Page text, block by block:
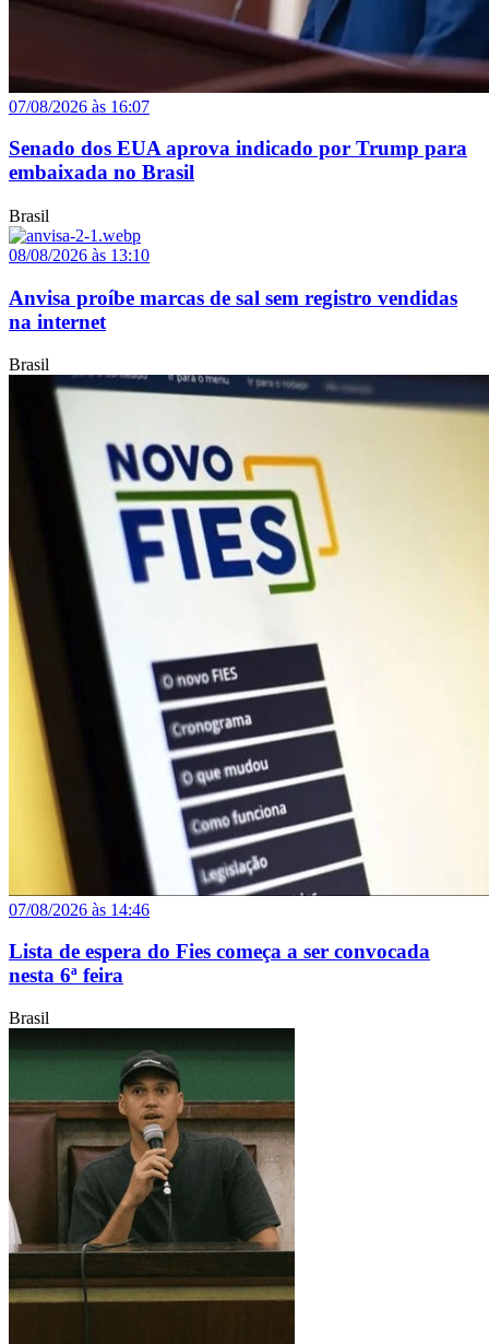
07/08/2026 às 16:07
Senado dos EUA aprova indicado por Trump para
embaixada no Brasil
Brasil
08/08/2026 às 13:10
Anvisa proíbe marcas de sal sem registro vendidas
na internet
Brasil
07/08/2026 às 14:46
Lista de espera do Fies começa a ser convocada
nesta 6ª feira
Brasil